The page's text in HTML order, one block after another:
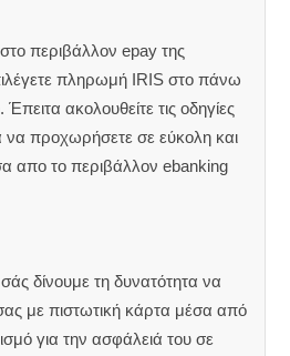
περιβάλλον epay της
πληρωμή IRIS στο πάνω
ακολουθείτε τις οδηγίες
να προχωρήσετε σε εύκολη και
απο το περιβάλλον ebanking
δίνουμε τη δυνατότητα να
με πιστωτική κάρτα μέσα από
για την ασφάλειά του σε